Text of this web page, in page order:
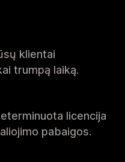
klientai
trumpą laiką.
licencija
pabaigos.